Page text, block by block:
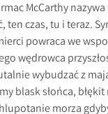
McCarthy
ten czas, tu i teraz.
powraca we
wędrowca
wybudzać z
blask słońca,
morza